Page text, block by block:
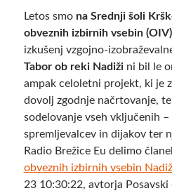
Letos smo na Srednji šoli
obveznih izbirnih vsebin
izkušenj vzgojno-
Tabor ob reki Nadižini bil le
ampak celoletni projekt, ki je
dovolj zgodnje načrtovanje,
sodelovanje vseh vključenih
spremljevalcev in dijakov ter
Radio Brežice Eu delimo
obveznih izbirnih vsebin
23 10:30:22, avtorja